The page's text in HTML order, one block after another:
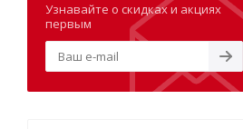
Узнавайте о скидках и акциях
первым